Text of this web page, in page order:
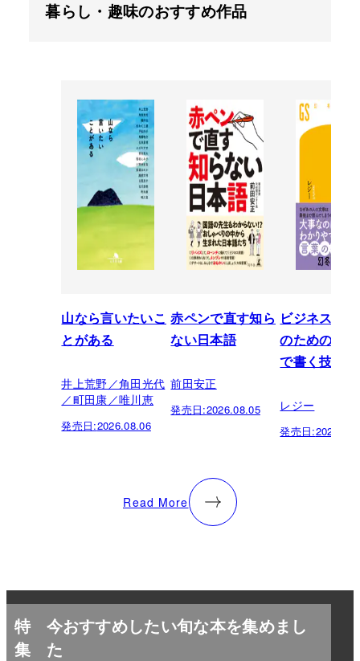
暮らし・趣味のおすすめ作品
山なら言いたいこ
とがある
井上荒野／角田光代
／町田康／唯川恵
発売日:2026.08.06
赤ペンで直す知ら
ない日本語
前田安正
発売日:2026.08.05
ビジネスパ
のための「
で書く技術
レジー
発売日:
Read More
特
集
今おすすめしたい旬な本を集めまし
た